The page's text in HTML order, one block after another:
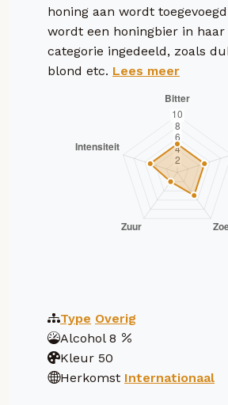
honing aan wordt
wordt een honingbier in haar
categorie ingedeeld, zoals
blond etc. Lees meer
Type Overig
Alcohol 8
Kleur 50
Herkomst Internationaal